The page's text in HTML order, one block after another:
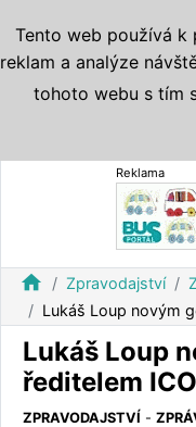
Reklama
home Zpravodajství
Lukáš Loup novým
Lukáš Loup
ředitelem
ZPRAVODAJSTVÍ -
Tento web používá k
reklam a analýze
tohoto webu s tím